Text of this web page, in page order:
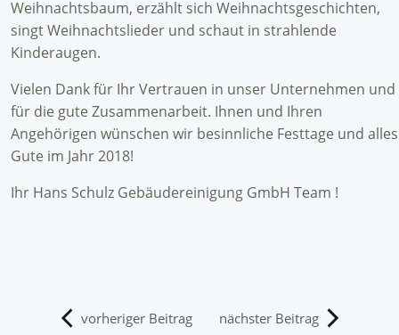
Weihnachtsbaum, erzählt sich Weihnachtsgeschichten,
singt Weihnachtslieder und schaut in strahlende
Kinderaugen.
Vielen Dank für Ihr Vertrauen in unser Unternehmen und
für die gute Zusammenarbeit. Ihnen und Ihren
Angehörigen wünschen wir besinnliche Festtage und alles
Gute im Jahr 2018!
Ihr Hans Schulz Gebäudereinigung GmbH Team !
vorheriger Beitrag nächster Beitrag